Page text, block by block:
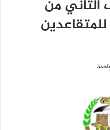
الثاني من
معاش ابريل 2018 للمتقاعدين